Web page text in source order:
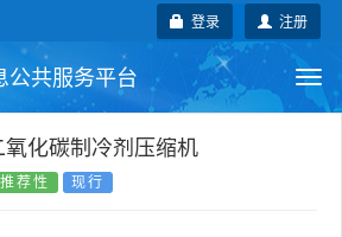
注册
登录
公共服务平台
行业标准
化碳制冷剂压缩机
推荐性 现行